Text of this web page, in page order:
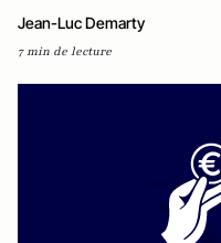
Jean-Luc Demarty
7 min de lecture